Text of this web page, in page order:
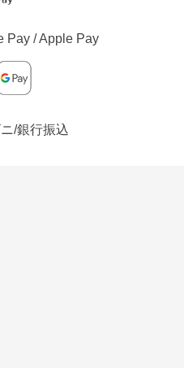
Pay / Apple Pay
/銀行振込